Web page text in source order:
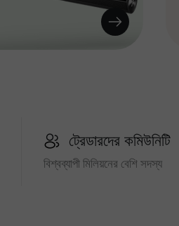
ট্রেডারদের কমিউনিটি
বিশ্বব্যাপী মিলিয়নের বেশি সদস্য